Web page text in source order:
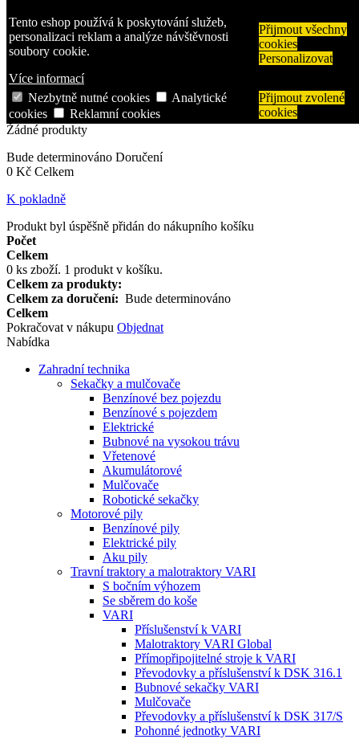
Tento eshop používá k poskytování služeb,
personalizaci reklam a analýze návštěvnosti
soubory cookie.
Více informací
Přijmout všechny
cookies
Personalizovat
Nezbytně nutné cookies
Analytické
cookies
Reklamní cookies
Přijmout zvolené
cookies
Přihlásit se
Napište nám
Zavolejte nám:608 963 288
Košík 0 x Produkty (prázdný)
Žádné produkty
Bude determinováno Doručení
0 Kč Celkem
K pokladně
Produkt byl úspěšně přidán do nákupního košíku
Počet
Celkem
0 ks zboží. 1 produkt v košíku.
Celkem za produkty:
Celkem za doručení: Bude determinováno
Celkem
Pokračovat v nákupu Objednat
Nabídka
Zahradní technika
Sekačky a mulčovače
Benzínové bez pojezdu
Benzínové s pojezdem
Elektrické
Bubnové na vysokou trávu
Vřetenové
Akumulátorové
Mulčovače
Robotické sekačky
Motorové pily
Benzínové pily
Elektrické pily
Aku pily
Travní traktory a malotraktory VARI
S bočním výhozem
Se sběrem do koše
VARI
Příslušenství k VARI
Malotraktory VARI Global
Přímopřipojitelné stroje k VARI
Převodovky a příslušenství k DSK 316.1
Bubnové sekačky VARI
Mulčovače
Převodovky a příslušenství k DSK 317/S
Pohonné jednotky VARI